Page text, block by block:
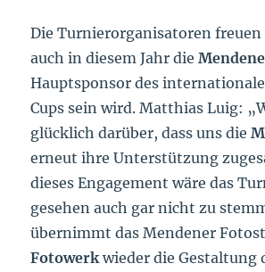
Die Turnierorganisatoren freuen
auch in diesem Jahr die
Hauptsponsor des
Cups sein wird. Matthias Luig:
glücklich darüber, dass uns die
erneut ihre Unterstützung
dieses Engagement wäre das
gesehen auch gar nicht zu
übernimmt das Mendener
Fotowerk wieder die Gestaltung